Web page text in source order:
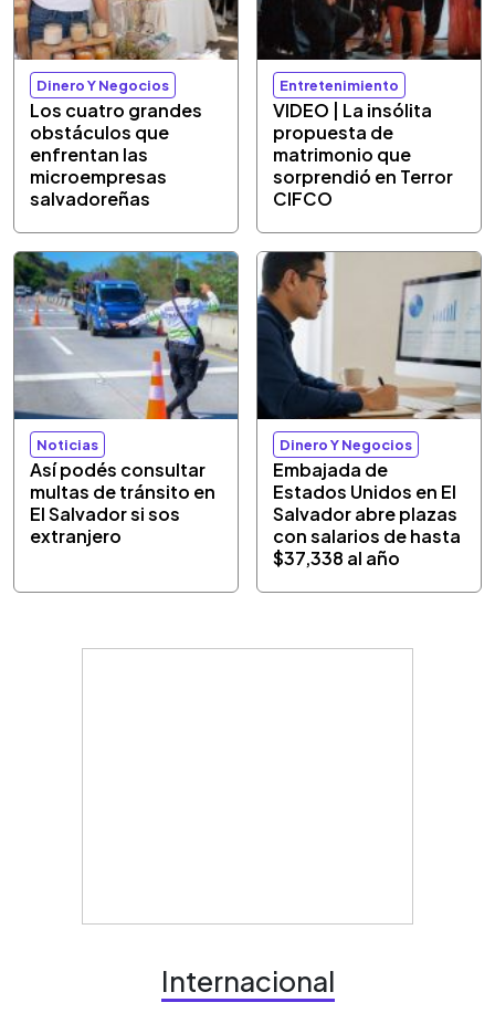
Dinero Y Negocios
Los cuatro grandes
obstáculos que
enfrentan las
microempresas
salvadoreñas
Entretenimiento
VIDEO | La insólita
propuesta de
matrimonio que
sorprendió en Terror
CIFCO
Noticias
Así podés consultar
multas de tránsito en
El Salvador si sos
extranjero
Dinero Y Negocios
Embajada de
Estados Unidos en El
Salvador abre plazas
con salarios de hasta
$37,338 al año
Internacional